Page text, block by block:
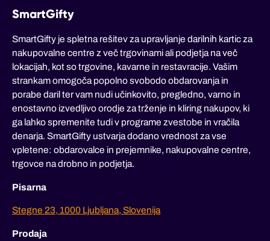
SmartGifty
SmartGifty je spletna rešitev za upravljanje darilnih kartic za
nakupovalne centre z več trgovinami ali podjetja na več
lokacijah, kot so trgovine, kavarne in restavracije. Vašim
strankam omogoča popolno svobodo obdarovanja in
porabe daril ter vam nudi učinkovito, pregledno, varno in
enostavno izvedljivo orodje za trženje in kliring nakupov, ki
ga lahko spremenite tudi v programe zvestobe in vračila
denarja. SmartGifty ustvarja dodano vrednost za vse
vpletene: obdarovalce in prejemnike, nakupovalne centre,
trgovce na drobno in podjetja.
Pisarna
Stegne 23, 1000 Ljubljana, Slovenija
Prodaja